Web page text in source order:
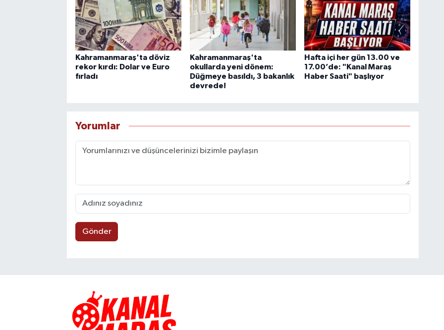
Kahramanmaraş'ta döviz
rekor kırdı: Dolar ve Euro
fırladı
Kahramanmaraş'ta
okullarda yeni dönem:
Düğmeye basıldı, 3 bakanlık
devrede!
Hafta içi her gün 13.00 ve
17.00’de: "Kanal Maraş
Haber Saati" başlıyor
Yorumlar
Gönder